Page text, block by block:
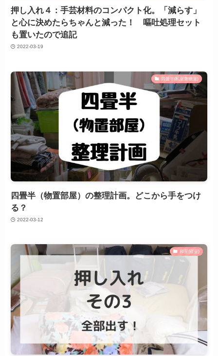
押し入れ４：手芸材料のコンパクト化。「減らす」
と心に決めたらちゃんと減った！ 嘔吐処理セット
も置いたので追記
2022-03-19
四畳半(私室兼物置)
四畳半（物置部屋）の整理計画。どこから手をつけ
る？
2022-03-12
和室(寝室)